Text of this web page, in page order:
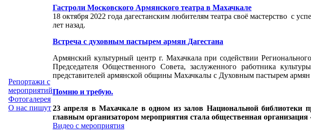
Репортажи с
мероприятий
Фотогалерея
О нас пишут
Гастроли Московского Армянского театра в Махачкале
18 октября 2022 года дагестанским любителям театра своё мастерство с
лет назад.
Встреча с духовным пастырем армян Дагестана
Армянский культурный центр г. Махачкала при содействии
Председателя Общественного Совета, заслуженного работника
представителей армянской общины Махачкалы с Духовным пастырем
Помню и требую.
23 апреля в Махачкале в одном из залов Национальной
главным организатором мероприятия стала общественная
Видео с мероприятия